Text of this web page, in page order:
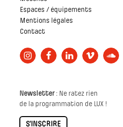
Espaces / équipements
Mentions légales
Contact
Newsletter: Ne ratez rien
de la programmation de LUX !
S'INSCRIRE